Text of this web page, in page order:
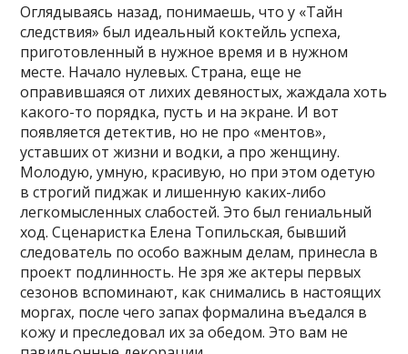
Оглядываясь назад, понимаешь, что у «Тайн
следствия» был идеальный коктейль успеха,
приготовленный в нужное время и в нужном
месте. Начало нулевых. Страна, еще не
оправившаяся от лихих девяностых, жаждала хоть
какого-то порядка, пусть и на экране. И вот
появляется детектив, но не про «ментов»,
уставших от жизни и водки, а про женщину.
Молодую, умную, красивую, но при этом одетую
в строгий пиджак и лишенную каких-либо
легкомысленных слабостей. Это был гениальный
ход. Сценаристка Елена Топильская, бывший
следователь по особо важным делам, принесла в
проект подлинность. Не зря же актеры первых
сезонов вспоминают, как снимались в настоящих
моргах, после чего запах формалина въедался в
кожу и преследовал их за обедом. Это вам не